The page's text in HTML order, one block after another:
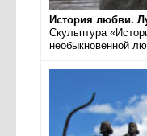
История любви.
Скульптура
необыкновенной